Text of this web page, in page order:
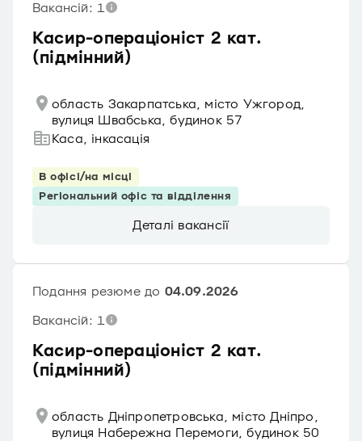
Касир-операціоніст 2 кат.
(підмінний)
Вакансій: 1
область Закарпатська, місто Ужгород,
вулиця Швабська, будинок 57
Каса, інкасація
В офісі/на місці
Регіональний офіс та відділення
Деталі вакансії
Касир-операціоніст 2 кат.
(підмінний)
Подання резюме до 04.09.2026
Вакансій: 1
область Дніпропетровська, місто Дніпро,
вулиця Набережна Перемоги, будинок 50